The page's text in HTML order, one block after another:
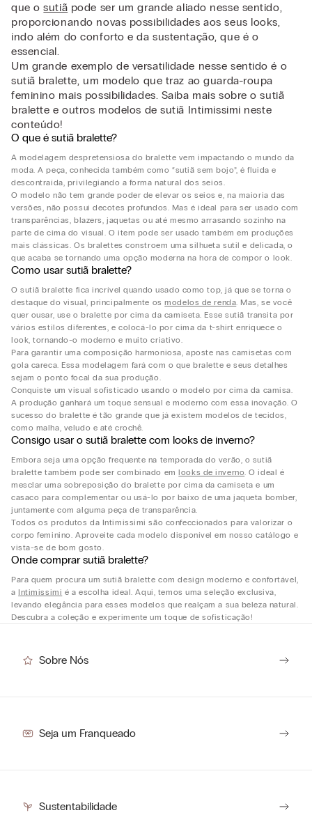
que osutiã pode ser um grande aliado nesse sentido,
proporcionando novas possibilidades aos seus looks,
indo além do conforto e da sustentação, que é o
essencial.
Um grande exemplo de versatilidade nesse sentido é o
sutiã bralette, um modelo que traz ao guarda-roupa
feminino mais possibilidades. Saiba mais sobre o sutiã
bralette e outros modelos de sutiã Intimissimi neste
conteúdo!
O que é sutiã bralette?
A modelagem despretensiosa do bralette vem impactando o mundo da
moda. A peça, conhecida também como “sutiã sem bojo”, é fluida e
descontraída, privilegiando a forma natural dos seios.
O modelo não tem grande poder de elevar os seios e, na maioria das
versões, não possui decotes profundos. Mas é ideal para ser usado com
transparências, blazers, jaquetas ou até mesmo arrasando sozinho na
parte de cima do visual. O item pode ser usado também em produções
mais clássicas. Os bralettes constroem uma silhueta sutil e delicada, o
que acaba se tornando uma opção moderna na hora de compor o look.
Como usar sutiã bralette?
O sutiã bralette fica incrível quando usado como top, já que se torna o
destaque do visual, principalmente osmodelos de renda. Mas, se você
quer ousar, use o bralette por cima da camiseta. Esse sutiã transita por
vários estilos diferentes, e colocá-lo por cima da t-shirt enriquece o
look, tornando-o moderno e muito criativo.
Para garantir uma composição harmoniosa, aposte nas camisetas com
gola careca. Essa modelagem fará com o que bralette e seus detalhes
sejam o ponto focal da sua produção.
Conquiste um visual sofisticado usando o modelo por cima da camisa.
A produção ganhará um toque sensual e moderno com essa inovação. O
sucesso do bralette é tão grande que já existem modelos de tecidos,
como malha, veludo e até crochê.
Consigo usar o sutiã bralette com looks de inverno?
Embora seja uma opção frequente na temporada do verão, o sutiã
bralette também pode ser combinado emlooks de inverno. O ideal é
mesclar uma sobreposição do bralette por cima da camiseta e um
casaco para complementar ou usá-lo por baixo de uma jaqueta bomber,
juntamente com alguma peça de transparência.
Todos os produtos da Intimissimi são confeccionados para valorizar o
corpo feminino. Aproveite cada modelo disponível em nosso catálogo e
vista-se de bom gosto.
Onde comprar sutiã bralette​?
Para quem procura um sutiã bralette com design moderno e confortável,
a Intimissimi é a escolha ideal. Aqui, temos uma seleção exclusiva,
levando elegância para esses modelos que realçam a sua beleza natural.
Descubra a coleção e experimente um toque de sofisticação!
Sobre Nós
Seja um Franqueado
Sustentabilidade